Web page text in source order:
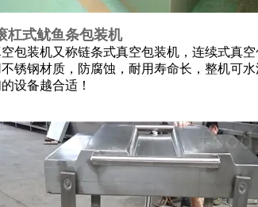
杠式鱿鱼条包装机
包装机又称链条式真空包装机，连续式真
锈钢材质，防腐蚀，耐用寿命长，整机可
设备越合适！